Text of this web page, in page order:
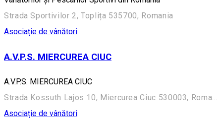
Strada Sportivilor 2, Toplița 535700, Romania
Asociație de vânători
A.V.P.S. MIERCUREA CIUC
A.V.P.S. MIERCUREA CIUC
Strada Kossuth Lajos 10, Miercurea Ciuc 530003, Romania
Asociație de vânători